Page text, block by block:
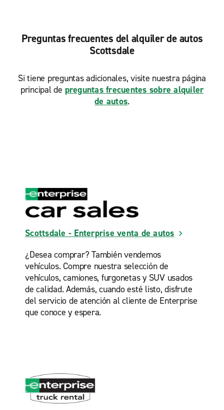
Scottsdale, McDowell con Scottsdale Rd.
Tempe S. Priest Dr.
Tempe, Curry con McClintock
Preguntas frecuentes del alquiler de autos
Scottsdale
Si tiene preguntas adicionales, visite nuestra página
principal de preguntas frecuentes sobre alquiler
de autos.
Scottsdale - Enterprise venta de autos
¿Desea comprar? También vendemos
vehículos. Compre nuestra selección de
vehículos, camiones, furgonetas y SUV usados
de calidad. Además, cuando esté listo, disfrute
del servicio de atención al cliente de Enterprise
que conoce y espera.